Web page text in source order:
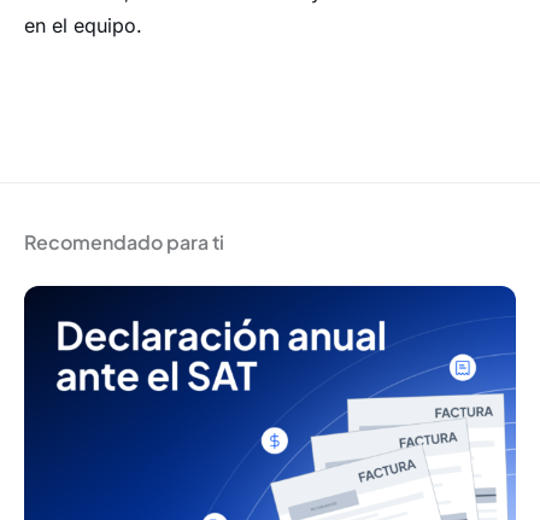
en el equipo.
Recomendado para ti